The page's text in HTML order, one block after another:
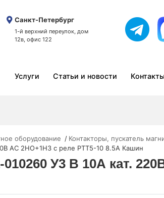
Санкт-Петербург
1-й верхний переулок, дом
12в, офис 122
Услуги Статьи и новости Контакты
оборудование Контакторы, пускатель
AC 2НО+1НЗ с реле РТТ5-10 8.5А Кашин
У3 В 10А кат.